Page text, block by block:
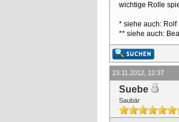
wichtige Rolle
* siehe auch: Rolf
** siehe auch:
23.11.2012, 12:37
Suebe
Saubär